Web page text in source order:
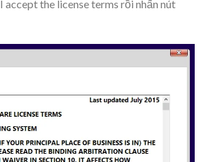
I accept the license terms rồi nhấn nút